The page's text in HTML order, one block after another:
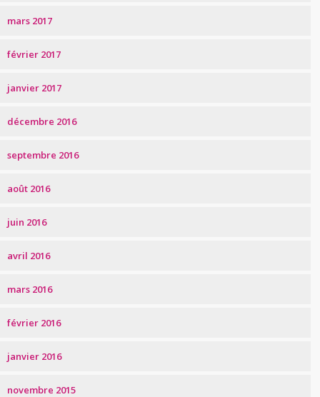
mars 2017
février 2017
janvier 2017
décembre 2016
septembre 2016
août 2016
juin 2016
avril 2016
mars 2016
février 2016
janvier 2016
novembre 2015